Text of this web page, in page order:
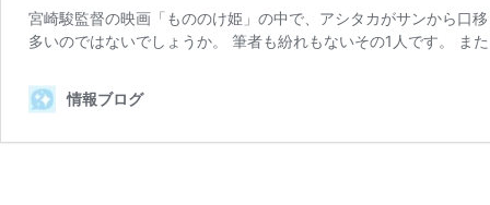
宮崎駿監督の映画「もののけ姫」の中で、アシタカがサンから口
多いのではないでしょうか。 筆者も紛れもないその1人です。 ま
情報ブログ